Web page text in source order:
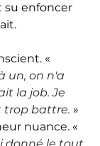
su enfoncer
«
un, on n'a
la job. Je
trop battre. »
nuance. «